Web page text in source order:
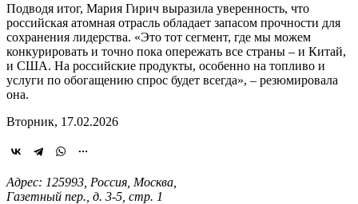
Подводя итог, Мария Гирич выразила уверенность, что
российская атомная отрасль обладает запасом прочности для
сохранения лидерства. «Это тот сегмент, где мы можем
конкурировать и точно пока опережать все страны – и Китай,
и США. На российские продукты, особенно на топливо и
услуги по обогащению спрос будет всегда», – резюмировала
она.
Вторник, 17.02.2026
Адрес: 125993, Россия, Москва,
Газетный пер., д. 3-5, стр. 1